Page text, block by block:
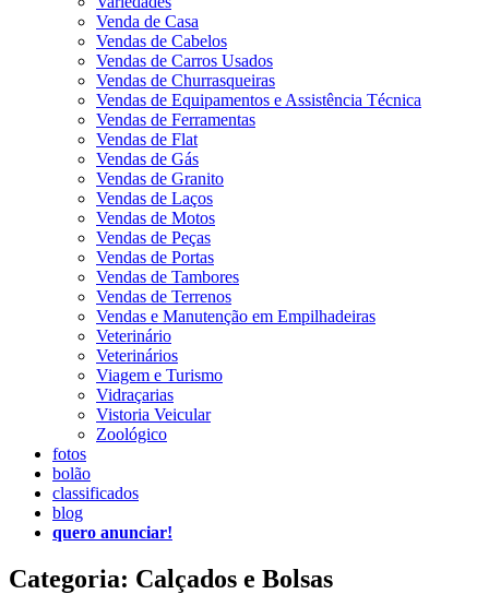
Venda de Casa
Vendas de Cabelos
Vendas de Carros Usados
Vendas de Churrasqueiras
Vendas de Equipamentos e Assistência Técnica
Vendas de Ferramentas
Vendas de Flat
Vendas de Gás
Vendas de Granito
Vendas de Laços
Vendas de Motos
Vendas de Peças
Vendas de Portas
Vendas de Tambores
Vendas de Terrenos
Vendas e Manutenção em Empilhadeiras
Veterinário
Veterinários
Viagem e Turismo
Vidraçarias
Vistoria Veicular
Zoológico
fotos
bolão
classificados
blog
quero anunciar!
Categoria: Calçados e Bolsas